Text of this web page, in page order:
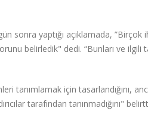
sonra yaptığı açıklamada,
belirledik" dedi. “Bunları ve ilgili
tanımlamak için tasarlandığını,
tarafından tanınmadığını"